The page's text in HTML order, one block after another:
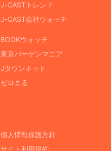
J-CASTトレンド
J-CAST会社ウォッチ
BOOKウォッチ
東京バーゲンマニア
Jタウンネット
ゼロまる
個人情報保護方針
サイト利用規約